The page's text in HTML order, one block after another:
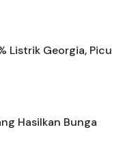
Listrik Georgia, Picu
Hasilkan Bunga